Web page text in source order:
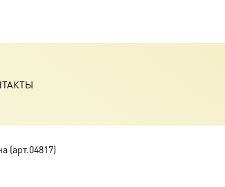
(арт.04817)